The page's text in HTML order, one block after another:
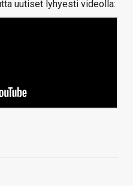
uutiset lyhyesti videolla: